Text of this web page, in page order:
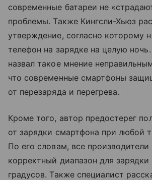
современные батареи не
проблемы. Также Кингсли-Хьюз
утверждение, согласно которому
телефон на зарядке на целую
назвал такое мнение
что современные смартфоны
от перезаряда и перегрева.
Кроме того, автор предостерег
от зарядки смартфона при любой
По его словам, все
корректный диапазон для
градусов. Также специалист